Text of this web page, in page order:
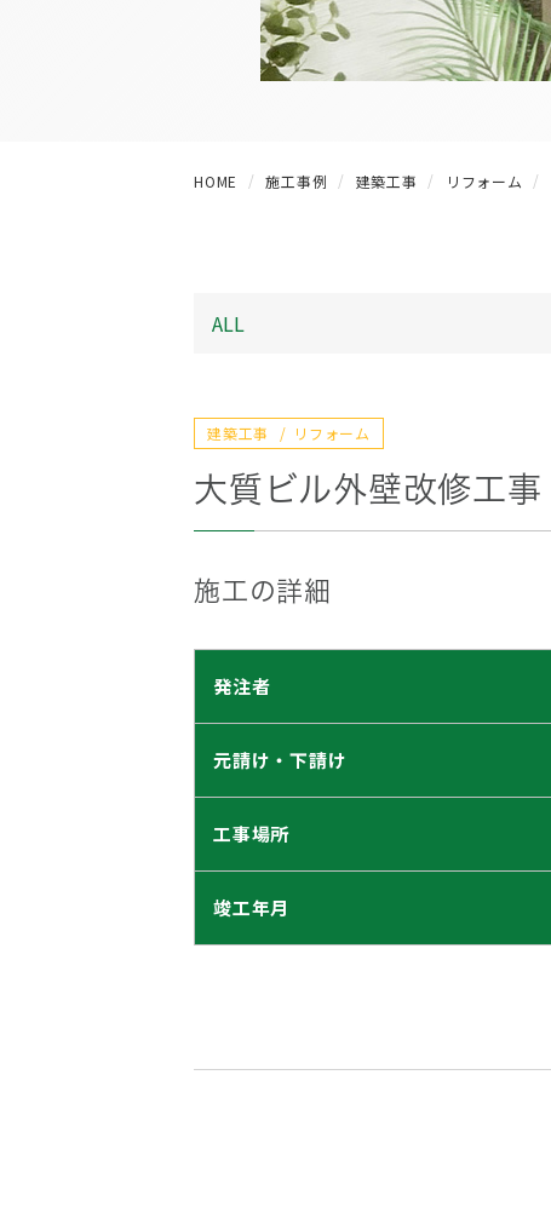
HOME 施工事例 建築工事 リフォーム
建築工事 リフォーム
大質ビル外壁改修工事
施工の詳細
発注者
元請け・下請け
工事場所
竣工年月